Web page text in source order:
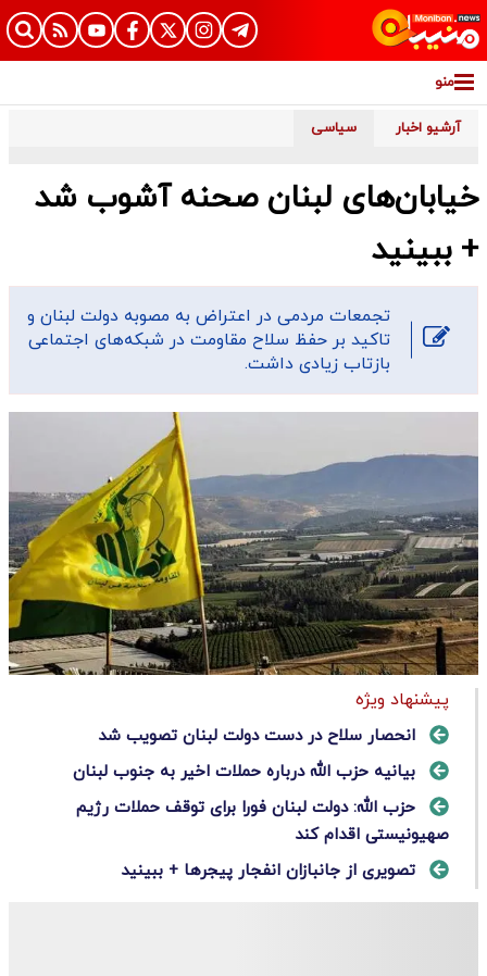
منو
آرشیو اخبار سیاسی
خیابان‌های لبنان صحنه آشوب شد
+ ببینید
تجمعات مردمی در اعتراض به مصوبه دولت لبنان و
تاکید بر حفظ سلاح مقاومت در شبکه‌های اجتماعی
بازتاب زیادی داشت.
پیشنهاد ویژه
انحصار سلاح در دست دولت لبنان تصویب شد
بیانیه حزب الله درباره حملات اخیر به جنوب لبنان
حزب‌ الله: دولت لبنان فورا برای توقف حملات رژیم
صهیونیستی اقدام کند
تصویری از جانبازان انفجار پیجرها + ببینید